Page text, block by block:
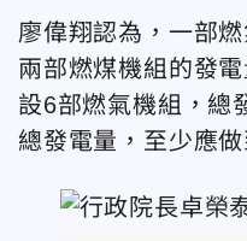
廖偉翔認為，一部
兩部燃煤機組的發
設6部燃氣機組，總
總發電量，至少應